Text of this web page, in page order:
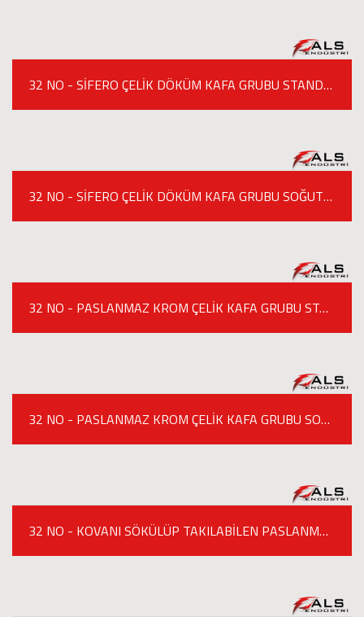
32 NO - SİFERO ÇELİK DÖKÜM KAFA GRUBU STANDART MODEL KIYMA MAKİNESİ
32 NO - SİFERO ÇELİK DÖKÜM KAFA GRUBU SOĞUTUCULU KIYMA MAKİNESİ
32 NO - PASLANMAZ KROM ÇELİK KAFA GRUBU STANDART MODEL KIYMA MAKİNESİ
32 NO - PASLANMAZ KROM ÇELİK KAFA GRUBU SOĞUTUCULU KIYMA MAKİNESİ
32 NO - KOVANI SÖKÜLÜP TAKILABİLEN PASLANMAZ KROM ÇELİK KAFA GRUBU / SOĞUTUCULU KIYMA MAKİNESİ